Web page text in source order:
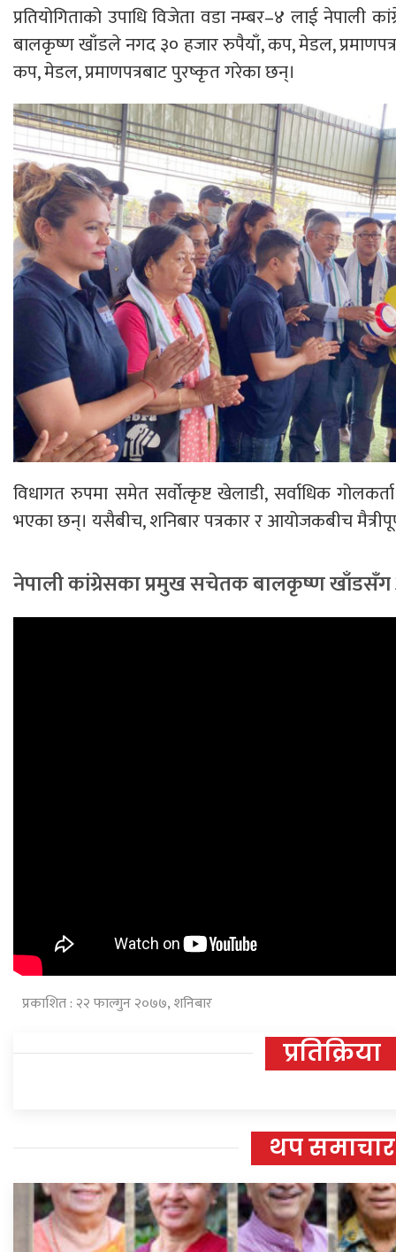
प्रतियोगिताको उपाधि विजेता वडा नम्बर–४ लाई
बालकृष्ण खाँडले नगद ३० हजार रुपैयाँ, कप, मेडल,
कप, मेडल, प्रमाणपत्रबाट पुरष्कृत गरेका छन्।
विधागत रुपमा समेत सर्वोत्कृष्ट खेलाडी, सर्वाधिक
भएका छन्। यसैबीच, शनिबार पत्रकार र आयोजकबीच
नेपाली कांग्रेसका प्रमुख सचेतक बालकृष्ण खाँडसँग
प्रकाशित : २२ फाल्गुन २०७७, शनिबार
प्रतिक्रिया
थप समाचार